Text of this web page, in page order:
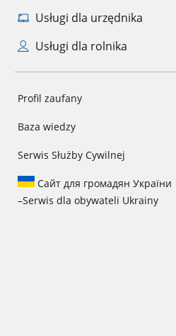
Usługi dla urzędnika
Usługi dla rolnika
Profil zaufany
Baza wiedzy
Serwis Służby Cywilnej
Сайт для громадян України
–Serwis dla obywateli Ukrainy